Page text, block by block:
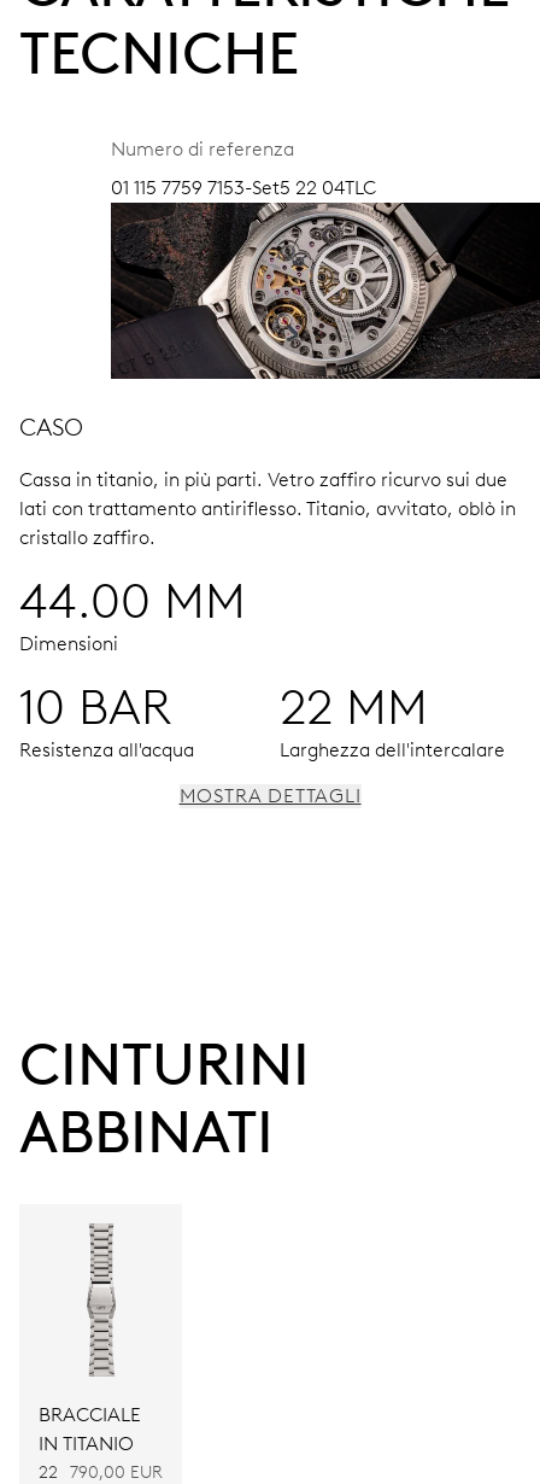
TECNICHE
Numero di referenza
01 115 7759 7153-Set5 22 04TLC
CASO
Cassa in titanio, in più parti. Vetro zaffiro ricurvo sui due
lati con trattamento antiriflesso. Titanio, avvitato, oblò in
cristallo zaffiro.
44.00 MM
Dimensioni
10 BAR
Resistenza all'acqua
22 MM
Larghezza dell'intercalare
240 h
Riserva di carica
DIMENSIONI
Ø 34.00 mm, 15'''
Carica manuale
MOSTRA DETTAGLI
CINTURINI
ABBINATI
BRACCIALE
IN TITANIO
22
790,00 EUR